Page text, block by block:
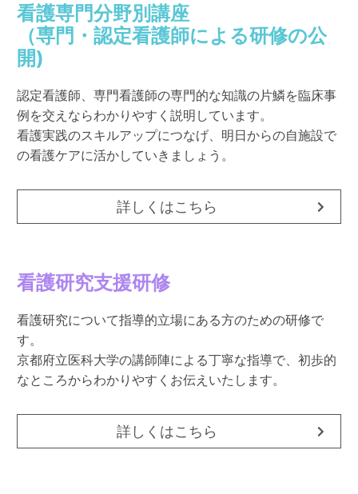
看護専門分野別講座
（専門・認定看護師による研修の公
開)
認定看護師、専門看護師の専門的な知識の片鱗を臨床事
例を交えならわかりやすく説明しています。
看護実践のスキルアップにつなげ、明日からの自施設で
の看護ケアに活かしていきましょう。
詳しくはこちら
看護研究支援研修
看護研究について指導的立場にある方のための研修で
す。
京都府立医科大学の講師陣による丁寧な指導で、初歩的
なところからわかりやすくお伝えいたします。
詳しくはこちら